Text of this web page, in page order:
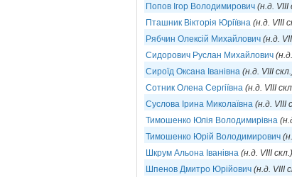
Попов Ігор Володимирович (н.д. VIII
Пташник Вікторія Юріївна (н.д. VIII
Рябчин Олексій Михайлович (н.д.
Сидорович Руслан Михайлович
Сироїд Оксана Іванівна (н.д. VIII
Сотник Олена Сергіївна (н.д. VIII
Суслова Ірина Миколаївна (н.д. VIII
Тимошенко Юлія Володимирівна
Тимошенко Юрій Володимирович
Шкрум Альона Іванівна (н.д. VIII скл.)
Шпенов Дмитро Юрійович (н.д. VIII